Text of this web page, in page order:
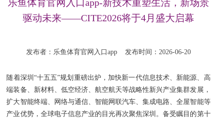
乐鱼体育官网入口app-新技术重塑生活，新场景
驱动未来——CITE2026将于4月盛大启幕
发布者：乐鱼体育官网入口app 发布时间：2026-06-20
随着深圳“十五五”规划重磅出炉，加快新一代信息技术、新能源、高
端装备、新材料、低空经济、航空航天等战略性新兴产业集群发展，
扩大智能终端、网络与通信、智能网联汽车、集成电路、全屋智能等
产业优势，全球电子信息产业的目光再次聚焦深圳。备受瞩目的第十